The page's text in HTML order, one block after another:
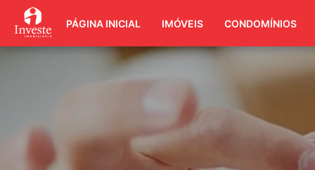
PÁGINA INICIAL IMÓVEIS CONDOMÍNIOS